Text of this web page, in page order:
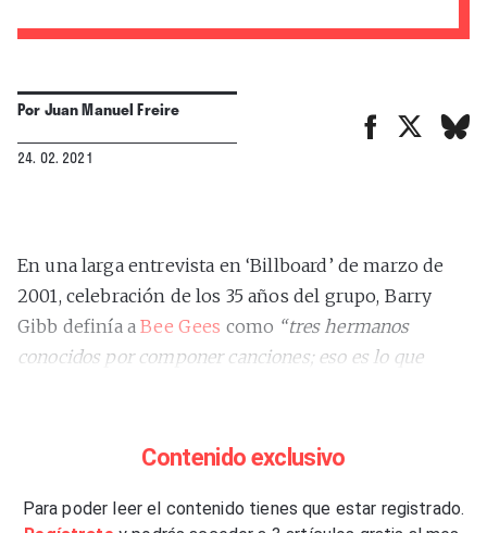
PorJuan Manuel Freire
24. 02. 2021
En una larga entrevista en ‘Billboard’ de marzo de
2001, celebración de los 35 años del grupo, Barry
Gibb definía aBee Gees como “tres hermanos
conocidos por componer canciones; eso es lo que
A lo largo de, finalmente, más de medio siglo de
Contenido exclusivo
Para poder leer el contenido tienes que estar registrado.